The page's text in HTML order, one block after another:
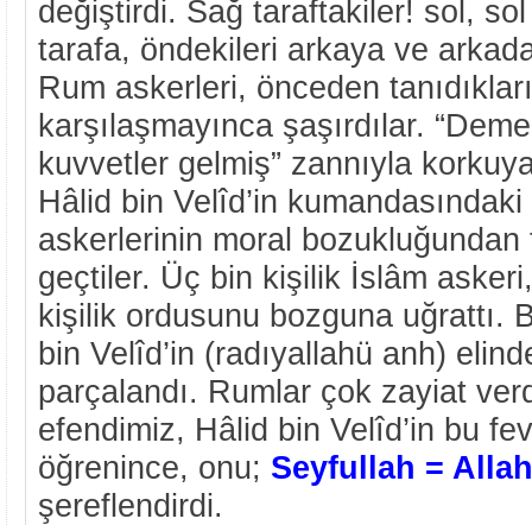
değiştirdi. Sağ taraftakiler! sol,
tarafa, öndekileri arkaya ve
Rum askerleri, önceden
karşılaşmayınca şaşırdılar.
kuvvetler gelmiş” zannıyla
Hâlid bin Velîd’in
askerlerinin moral bozukluğundan
geçtiler. Üç bin kişilik İslâm
kişilik ordusunu bozguna uğrattı.
bin Velîd’in (radıyallahü anh)
parçalandı. Rumlar çok zayiat
efendimiz, Hâlid bin Velîd’in bu
öğrenince, onu; Seyfullah =
şereflendirdi.